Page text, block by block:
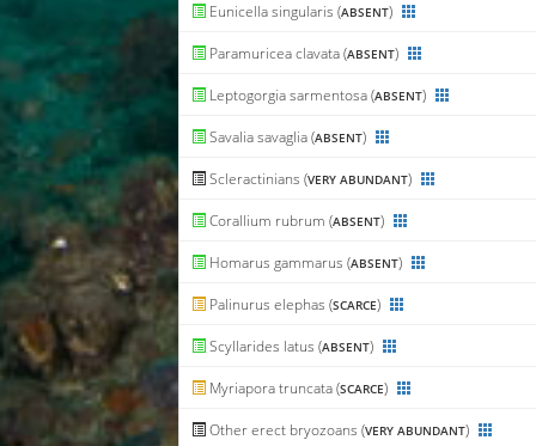
Eunicella singularis (ABSENT)
Paramuricea clavata (ABSENT)
Leptogorgia sarmentosa (ABSENT)
Savalia savaglia (ABSENT)
Scleractinians (VERY ABUNDANT)
Corallium rubrum (ABSENT)
Homarus gammarus (ABSENT)
Palinurus elephas (SCARCE)
Scyllarides latus (ABSENT)
Myriapora truncata (SCARCE)
Other erect bryozoans (VERY ABUNDANT)